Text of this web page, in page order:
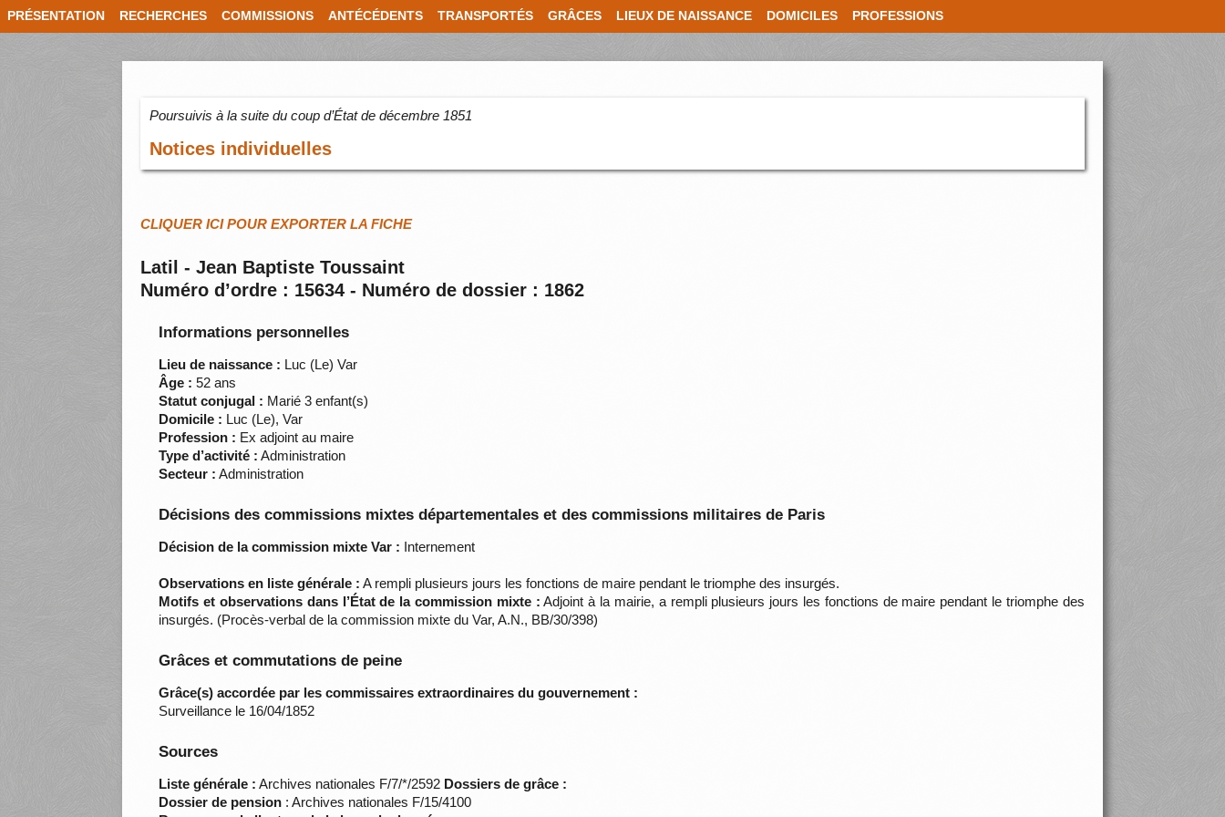
PRÉSENTATION RECHERCHES COMMISSIONS ANTÉCÉDENTS TRANSPORTÉS GRÂCES LIEUX DE NAISSANCE DOMICILES PROFESSIONS
Poursuivis à la suite du coup d’État de décembre 1851
Notices individuelles
CLIQUER ICI POUR EXPORTER LA FICHE
Latil - Jean Baptiste Toussaint
Numéro d’ordre : 15634 - Numéro de dossier : 1862
Informations personnelles
Lieu de naissance : Luc (Le) Var
Âge : 52 ans
Statut conjugal : Marié 3 enfant(s)
Domicile : Luc (Le), Var
Profession : Ex adjoint au maire
Type d’activité : Administration
Secteur : Administration
Décisions des commissions mixtes départementales et des commissions militaires de Paris
Décision de la commission mixte Var : Internement
Observations en liste générale : A rempli plusieurs jours les fonctions de maire pendant le triomphe des insurgés.
Motifs et observations dans l’État de la commission mixte : Adjoint à la mairie, a rempli plusieurs jours les fonctions de maire pendant le triomphe des
insurgés. (Procès-verbal de la commission mixte du Var, A.N., BB/30/398)
Grâces et commutations de peine
Grâce(s) accordée par les commissaires extraordinaires du gouvernement :
Surveillance le 16/04/1852
Sources
Liste générale : Archives nationales F/7/*/2592 Dossiers de grâce :
Dossier de pension : Archives nationales F/15/4100